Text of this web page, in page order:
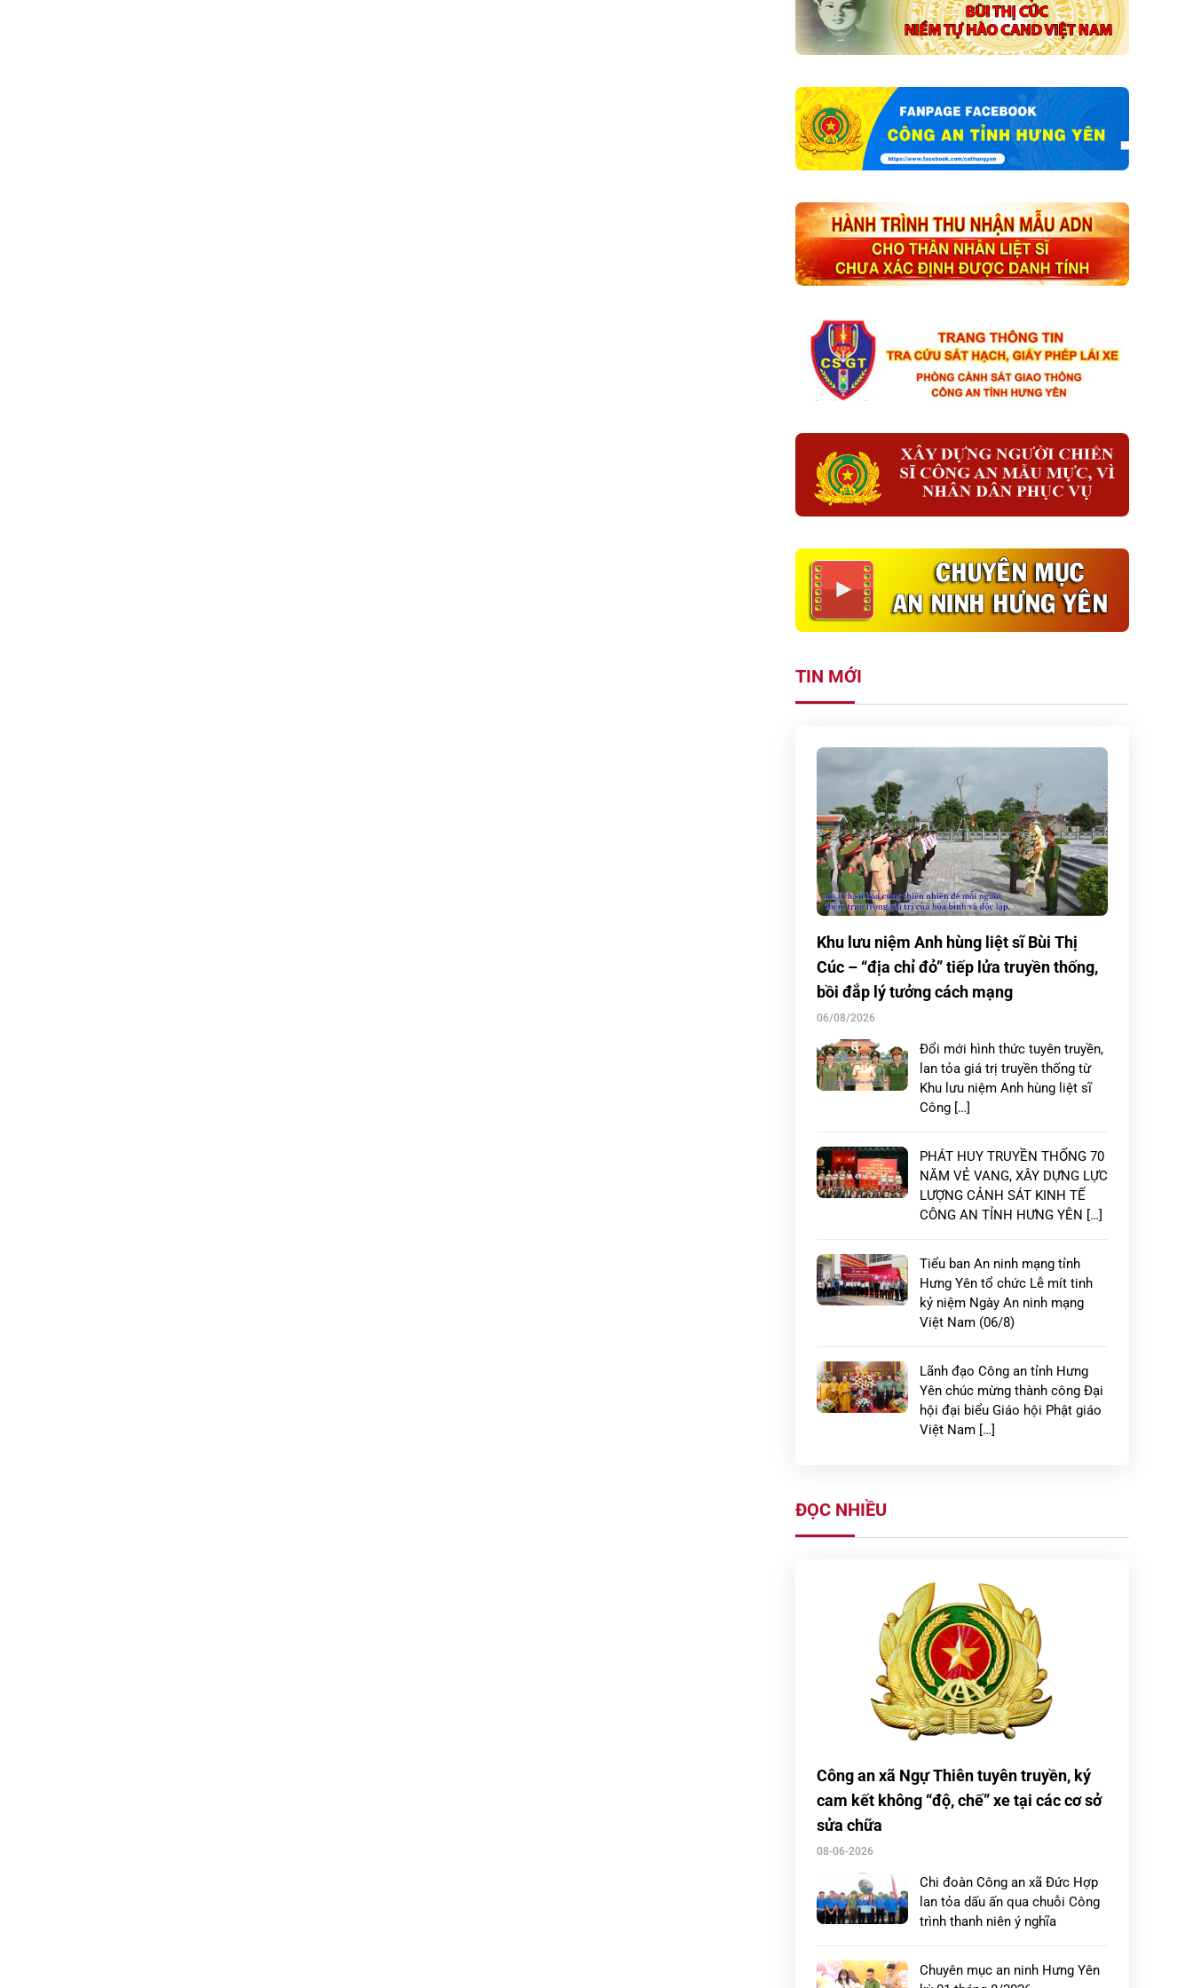
TIN MỚI
Khu lưu niệm Anh hùng liệt sĩ Bùi Thị
Cúc – “địa chỉ đỏ” tiếp lửa truyền thống,
bồi đắp lý tưởng cách mạng
06/08/2026
Đổi mới hình thức tuyên truyền,
lan tỏa giá trị truyền thống từ
Khu lưu niệm Anh hùng liệt sĩ
Công […]
PHÁT HUY TRUYỀN THỐNG 70
NĂM VẺ VANG, XÂY DỰNG LỰC
LƯỢNG CẢNH SÁT KINH TẾ
CÔNG AN TỈNH HƯNG YÊN […]
Tiểu ban An ninh mạng tỉnh
Hưng Yên tổ chức Lễ mít tinh
kỷ niệm Ngày An ninh mạng
Việt Nam (06/8)
Lãnh đạo Công an tỉnh Hưng
Yên chúc mừng thành công Đại
hội đại biểu Giáo hội Phật giáo
Việt Nam […]
trọ trên địa […]
Công an xã Bắc Tiên Hưng
tham gia nghiệm thu kết quả
tập huấn điều lệnh, quân sự, võ
thuật năm 2026
Xã Hưng Hà tổ chức diễn tập
chiến đấu phòng thủ năm 2026
Ban Tổ chức Hội thi báo cáo
viên, tuyên truyền viên pháp luật
giỏi trong lực lượng Công an cơ
Công an xã Minh Thọ bắt giữ 02
đối tượng tàng trữ, mua bán trái
phép chất ma túy
ĐỌC NHIỀU
Công an xã Ngự Thiên tuyên truyền, ký
cam kết không “độ, chế” xe tại các cơ sở
sửa chữa
08-06-2026
Chi đoàn Công an xã Đức Hợp
lan tỏa dấu ấn qua chuỗi Công
trình thanh niên ý nghĩa
Chuyên mục an ninh Hưng Yên